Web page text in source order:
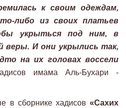
к своим одеждам,
либо из своих платьев
укрыться под ним, в
веры. И они укрылись так,
на их головах воссели
имама Аль-Бухари -
в сборнике хадисов «Сахих